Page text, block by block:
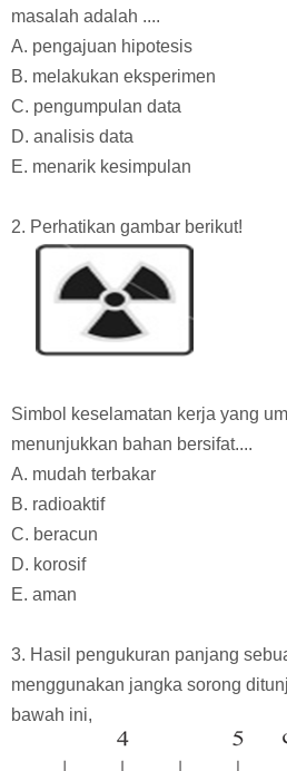
masalah adalah ....
A. pengajuan hipotesis
B. melakukan eksperimen
C. pengumpulan data
D. analisis data
E. menarik kesimpulan
2. Perhatikan gambar berikut!
Simbol keselamatan kerja yang
menunjukkan bahan bersifat....
A. mudah terbakar
B. radioaktif
C. beracun
D. korosif
E. aman
3. Hasil pengukuran panjang
menggunakan jangka sorong
bawah ini,